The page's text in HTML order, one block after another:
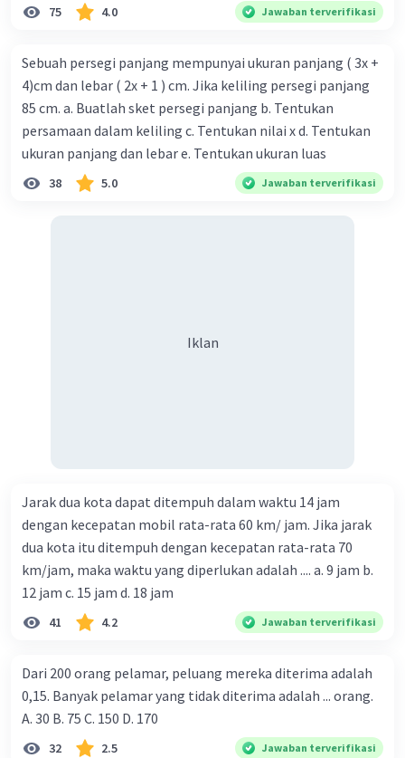
75 4.0 Jawaban terverifikasi
Sebuah persegi panjang mempunyai ukuran panjang ( 3x +
4)cm dan lebar ( 2x + 1 ) cm. Jika keliling persegi panjang
85 cm. a. Buatlah sket persegi panjang b. Tentukan
persamaan dalam keliling c. Tentukan nilai x d. Tentukan
ukuran panjang dan lebar e. Tentukan ukuran luas
38 5.0 Jawaban terverifikasi
Iklan
Jarak dua kota dapat ditempuh dalam waktu 14 jam
dengan kecepatan mobil rata-rata 60 km/ jam. Jika jarak
dua kota itu ditempuh dengan kecepatan rata-rata 70
km/jam, maka waktu yang diperlukan adalah .... a. 9 jam b.
12 jam c. 15 jam d. 18 jam
41 4.2 Jawaban terverifikasi
Dari 200 orang pelamar, peluang mereka diterima adalah
0,15. Banyak pelamar yang tidak diterima adalah ... orang.
A. 30 B. 75 C. 150 D. 170
32 2.5 Jawaban terverifikasi